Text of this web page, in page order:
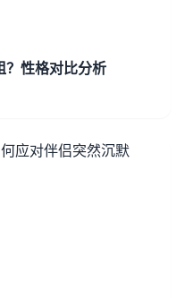
？性格对比分析